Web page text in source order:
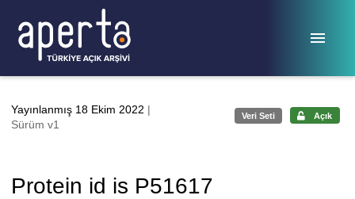
Yayınlanmış 18 Ekim 2022 |
Sürüm v1
Veri Seti Açık
Protein id is P51617